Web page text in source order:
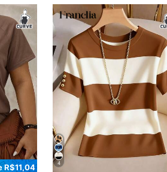
R$11,04 4